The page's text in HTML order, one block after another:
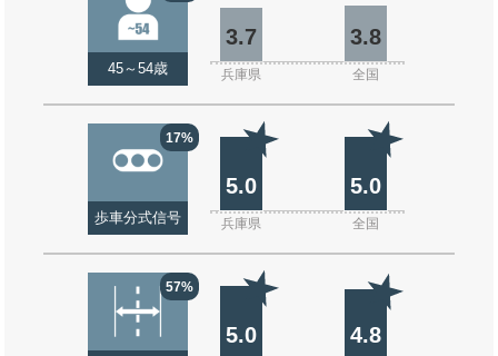
45～54歳
3.7 3.8
兵庫県 全国
17%
歩車分式信号
5.0 5.0
兵庫県 全国
57%
5.0 4.8